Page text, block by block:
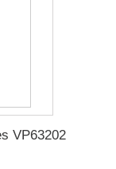
VP63202